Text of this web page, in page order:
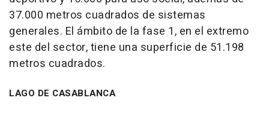
37.000 metros cuadrados de sistemas
generales. El ámbito de la fase 1, en el extremo
este del sector, tiene una superficie de 51.198
metros cuadrados.
LAGO DE CASABLANCA